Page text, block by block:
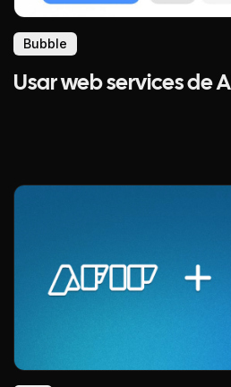
Bubble
Usar web services de